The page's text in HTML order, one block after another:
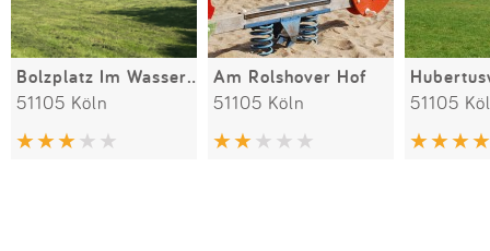
Bolzplatz Im Wasserfeld / Wahnheider Straße
51105 Köln
Am Rolshover Hof
51105 Köln 51105